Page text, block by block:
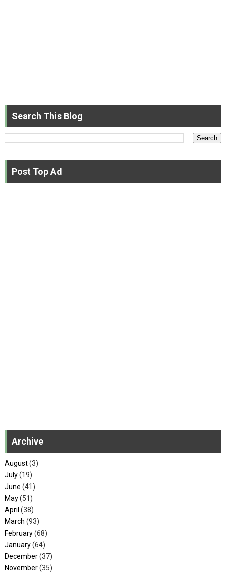
Search This Blog
Post Top Ad
Archive
August(3)
July(19)
June (41)
May(51)
April (38)
March (93)
February(68)
January(64)
December(37)
November(35)